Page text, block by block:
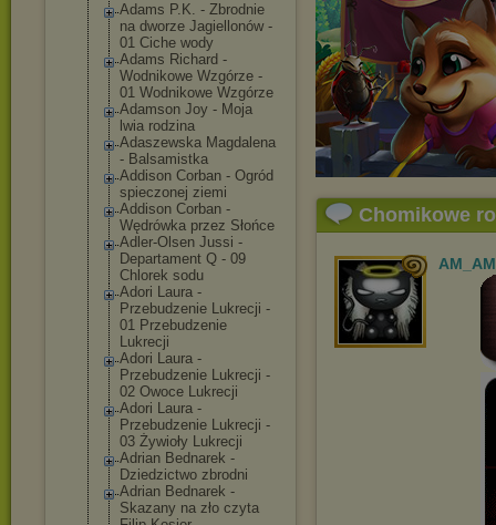
Adams P.K. - Zbrodnie
na dworze Jagiellonów -
01 Ciche wody
Adams Richard -
Wodnikowe Wzgórze -
01 Wodnikowe Wzgórze
Adamson Joy - Moja
lwia rodzina
Adaszewska Magdalena
- Balsamistka
Addison Corban - Ogród
spieczonej ziemi
Addison Corban -
Wędrówka przez Słońce
Adler-Olsen Jussi -
Departament Q - 09
Chlorek sodu
Adori Laura -
Przebudzenie Lukrecji -
01 Przebudzenie
Lukrecji
Adori Laura -
Przebudzenie Lukrecji -
02 Owoce Lukrecji
Adori Laura -
Przebudzenie Lukrecji -
03 Żywioły Lukrecji
Adrian Bednarek -
Dziedzictwo zbrodni
Adrian Bednarek -
Skazany na zło czyta
Chomikowe
AM_AM